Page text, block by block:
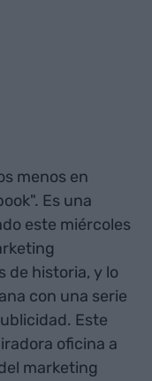
menos en
Es una
este miércoles
de historia, y lo
con una serie
Este
oficina a
marketing